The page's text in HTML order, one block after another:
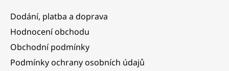
Dodání, platba a doprava
Hodnocení obchodu
Obchodní podmínky
Podmínky ochrany osobních údajů